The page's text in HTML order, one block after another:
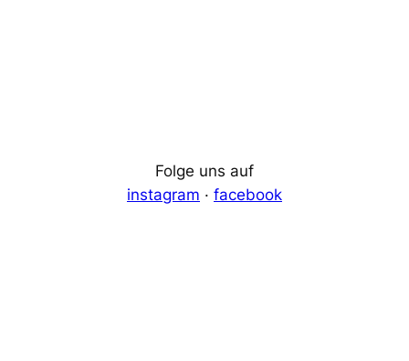
Folge uns auf
instagram · facebook